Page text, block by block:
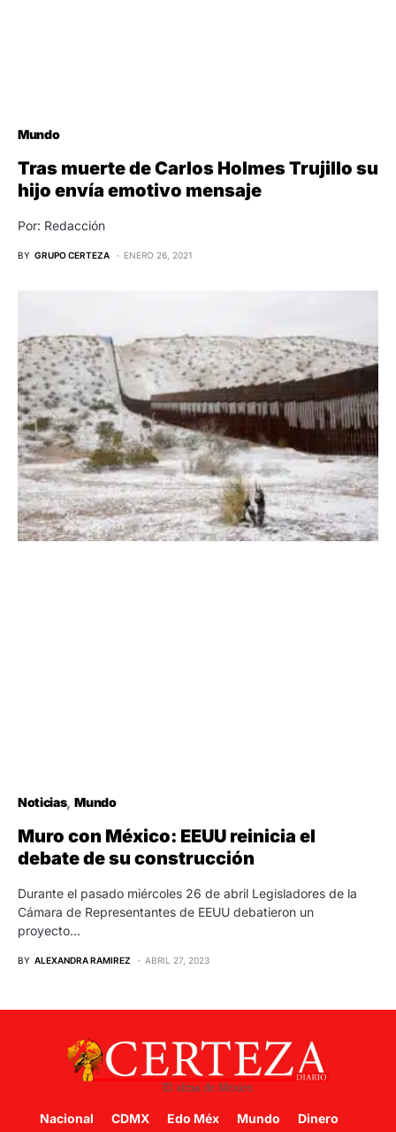
Mundo
Tras muerte de Carlos Holmes Trujillo su
hijo envía emotivo mensaje
Por: Redacción
BY GRUPO CERTEZA ENERO 26, 2021
Noticias Mundo
Muro con México: EEUU reinicia el
debate de su construcción
Durante el pasado miércoles 26 de abril Legisladores de la
Cámara de Representantes de EEUU debatieron un
proyecto…
BY ALEXANDRA RAMIREZ ABRIL 27, 2023
Nacional CDMX Edo Méx Mundo Dinero